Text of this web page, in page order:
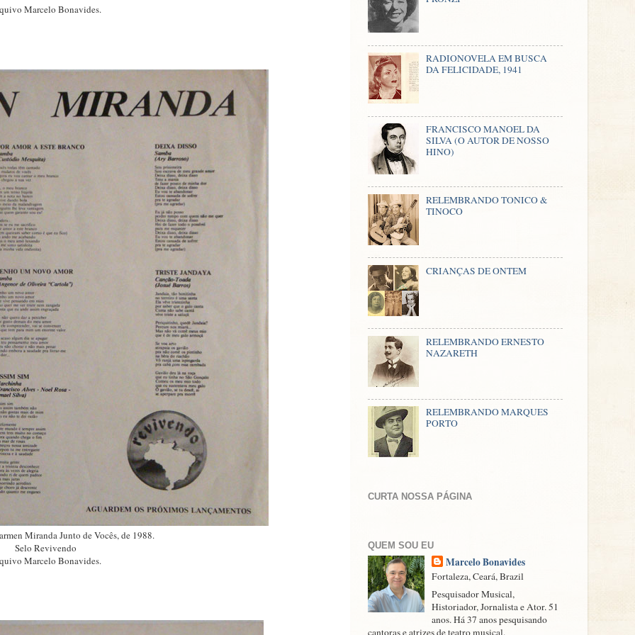
Marcelo Bonavides.
Miranda Junto de Vocês, de 1988.
Selo Revivendo
Marcelo Bonavides.
RADIONOVELA EM BUSCA
DA FELICIDADE, 1941
FRANCISCO MANOEL DA
SILVA (O AUTOR DE NOSSO
HINO)
RELEMBRANDO TONICO &
TINOCO
CRIANÇAS DE ONTEM
RELEMBRANDO ERNESTO
NAZARETH
RELEMBRANDO MARQUES
PORTO
CURTA NOSSA PÁGINA
QUEM SOU EU
Marcelo Bonavides
Fortaleza, Ceará, Brazil
Pesquisador Musical,
Historiador, Jornalista e Ator. 51
anos. Há 37 anos pesquisando
cantoras e atrizes de teatro musical.